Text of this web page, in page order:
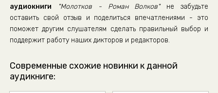
аудиокниги
"Молотков - Роман Волков"не забудьте
оставить свой отзыв и поделиться впечатлениями - это
поможет другим слушателям сделать правильный выбор и
поддержит работу наших дикторов и редакторов.
Современные схожие новинки к данной
аудикниге: